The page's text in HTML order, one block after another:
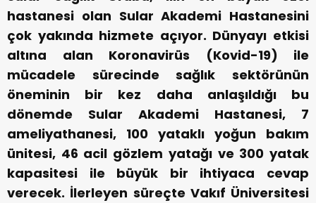
hastanesi olan Sular Akademi Hastanesini
çok yakında hizmete açıyor. Dünyayı etkisi
altına alan Koronavirüs (Kovid-19) ile
mücadele sürecinde sağlık sektörünün
öneminin bir kez daha anlaşıldığı bu
dönemde Sular Akademi Hastanesi, 7
ameliyathanesi, 100 yataklı yoğun bakım
ünitesi, 46 acil gözlem yatağı ve 300 yatak
kapasitesi ile büyük bir ihtiyaca cevap
verecek. İlerleyen süreçte Vakıf Üniversitesi